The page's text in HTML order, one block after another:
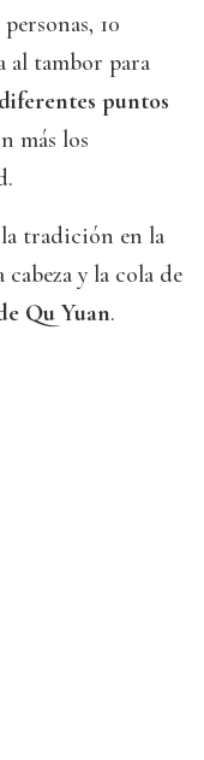
10
al tambor para
puntos
más los
tradición en la
y la cola de
Qu Yuan.